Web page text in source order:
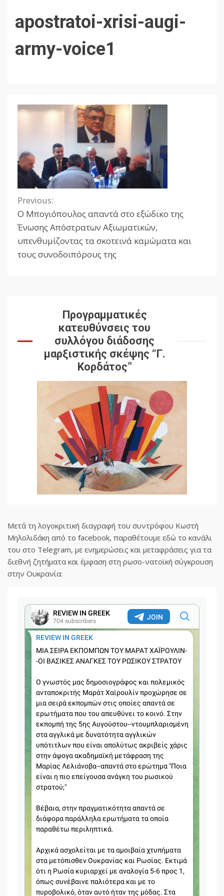
apostratoi-xrisi-augi-
army-voice1
Continue
Reading
Previous:
Ο Μπογιόπουλος απαντά στο εξώδικο της
Ένωσης Απόστρατων Αξιωματικών,
υπενθυμίζοντας τα σκοτεινά καμώματα και
τους συνοδοιπόρους της
Προγραμματικές
κατευθύνσεις του
συλλόγου διάδοσης
μαρξιστικής σκέψης “Γ.
Κορδάτος”
Μετά τη λογοκριτική διαγραφή του συντρόφου Κωστή
Μηλολιδάκη από το facebook, παραθέτουμε εδώ το κανάλι
του στο Telegram, με ενημερώσεις και μεταφράσεις για τα
διεθνή ζητήματα και έμφαση στη ρωσο-νατοϊκή σύγκρουση
στην Ουκρανία: